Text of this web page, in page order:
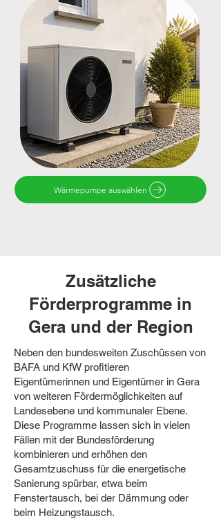
Wärmepumpe auswählen
Zusätzliche
Förderprogramme in
Gera und der Region
Neben den bundesweiten Zuschüssen von
BAFA und KfW profitieren
Eigentümerinnen und Eigentümer in Gera
von weiteren Fördermöglichkeiten auf
Landesebene und kommunaler Ebene.
Diese Programme lassen sich in vielen
Fällen mit der Bundesförderung
kombinieren und erhöhen den
Gesamtzuschuss für die energetische
Sanierung spürbar, etwa beim
Fenstertausch, bei der Dämmung oder
beim Heizungstausch.